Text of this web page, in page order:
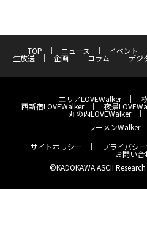
TOP ニュース イベント
生放送 企画 コラム デジ
エリアLOVEWalker
西新宿LOVEWalker 夜景
丸の内LOVEWalker
ラーメンWalker
サイトポリシー
プライバシ
お問い合
©KADOKAWA ASCII